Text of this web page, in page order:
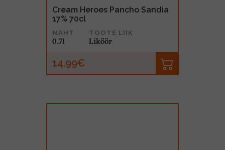
Cream Heroes Pancho Sandia
17% 70cl
MAHT
0.7l
TOOTE LIIK
Liköör
14.99€